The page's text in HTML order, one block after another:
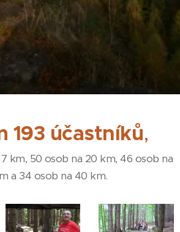
193 účastníků,
km, 50 osob na 20 km, 46 osob na
a 34 osob na 40 km.